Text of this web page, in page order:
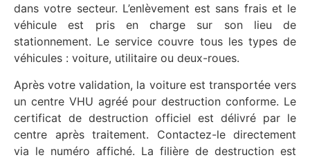
dans votre secteur. L’enlèvement est sans frais et le
véhicule est pris en charge sur son lieu de
stationnement. Le service couvre tous les types de
véhicules : voiture, utilitaire ou deux-roues.
Après votre validation, la voiture est transportée vers
un centre VHU agréé pour destruction conforme. Le
certificat de destruction officiel est délivré par le
centre après traitement. Contactez-le directement
via le numéro affiché. La filière de destruction est